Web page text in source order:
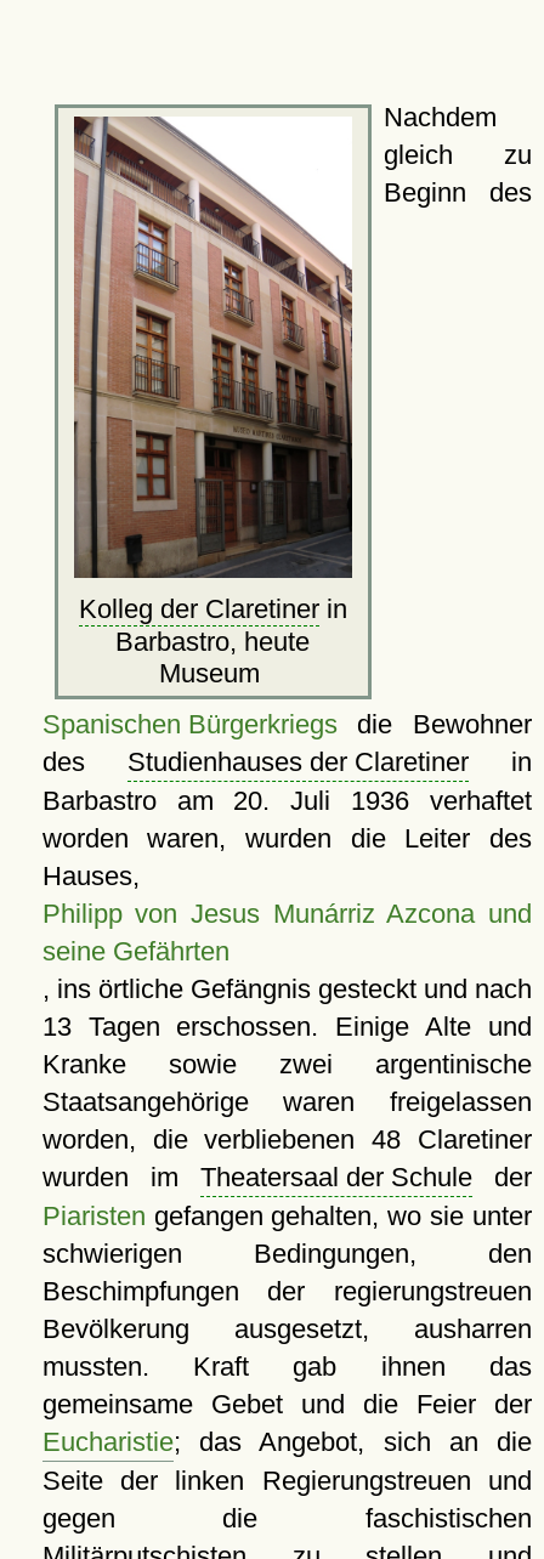
Kolleg der Claretinerin
Barbastro, heute
Museum
Nachdem
gleich zu
Beginn des
Spanischen Bürgerkriegsdie Bewohner
des Studienhauses der Claretinerin
Barbastro am 20. Juli 1936 verhaftet
worden waren, wurden die Leiter des
Hauses,
Philipp von Jesus Munárriz Azcona und
seine Gefährten
, ins örtliche Gefängnis gesteckt und nach
13 Tagen erschossen. Einige Alte und
Kranke sowie zwei argentinische
Staatsangehörige waren freigelassen
worden, die verbliebenen 48 Claretiner
wurden im Theatersaal der Schuleder
Piaristen gefangen gehalten, wo sie unter
schwierigen Bedingungen, den
Beschimpfungen der regierungstreuen
Bevölkerung ausgesetzt, ausharren
mussten. Kraft gab ihnen das
gemeinsame Gebet und die Feier der
Eucharistie; das Angebot, sich an die
Seite der linken Regierungstreuen und
gegen die faschistischen